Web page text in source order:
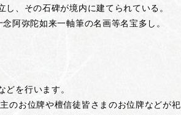
、その石碑が境内に建てられている。
阿弥陀如来一軸筆の名画等名宝多し。
どを行います。
のお位牌や檀信徒皆さまのお位牌などが祀